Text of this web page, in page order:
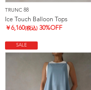
TRUNC 88
Ice Touch Balloon Tops
￥6,160(税込) 30%OFF
SALE